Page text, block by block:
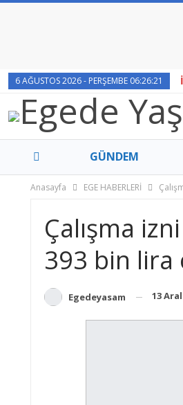
6 AĞUSTOS 2026 - PERŞEMBE 06:26:21
GÜNDEM
FOTO GALERİ
OTO – EMLAK
EGE HABERLERİ
Anasayfa EGE HABERLERİ
Çalışma
393 bin lira
Egedeyasam 13